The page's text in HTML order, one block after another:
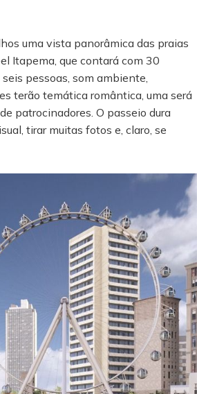
uma vista panorâmica das praias
Itapema, que contará com 30
pessoas, som ambiente,
terão temática romântica, uma será
patrocinadores. O passeio dura
tirar muitas fotos e, claro, se